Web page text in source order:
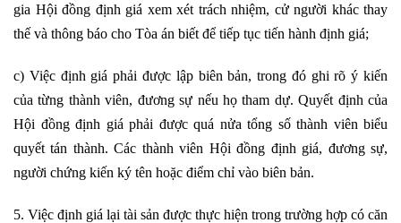
gia Hội đồng định giá xem xét trách nhiệm, cử người khác thay
thế và thông báo cho Tòa án biết để tiếp tục tiến hành định giá;
c) Việc định giá phải được lập biên bản, trong đó ghi rõ ý kiến
của từng thành viên, đương sự nếu họ tham dự. Quyết định của
Hội đồng định giá phải được quá nửa tổng số thành viên biểu
quyết tán thành. Các thành viên Hội đồng định giá, đương sự,
người chứng kiến ký tên hoặc điểm chỉ vào biên bản.
5. Việc định giá lại tài sản được thực hiện trong trường hợp có căn